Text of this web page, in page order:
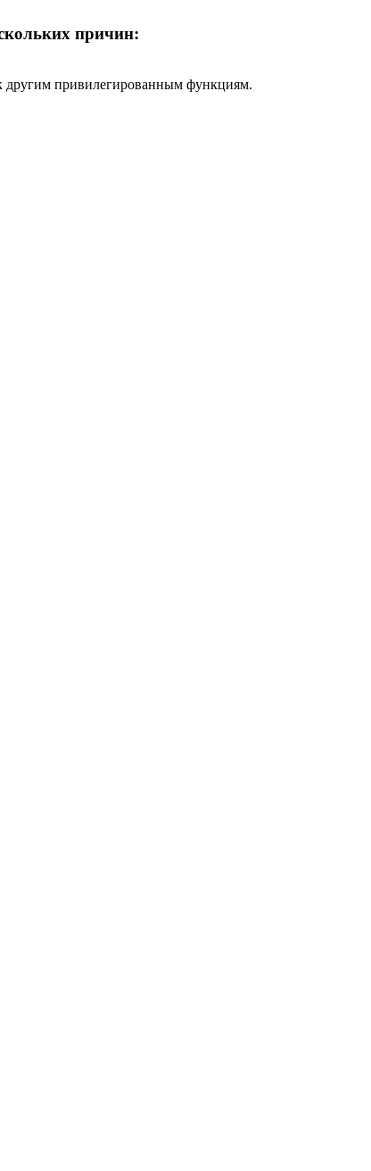
причин:
другим привилегированным функциям.